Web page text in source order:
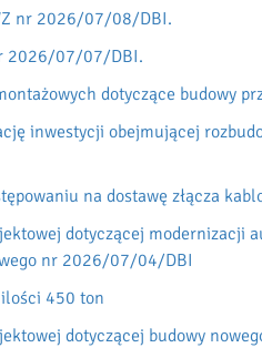
nr 2026/07/08/DBI.
2026/07/07/DBI.
dotyczące budowy
inwestycji obejmującej
na dostawę złącza
dotyczącej modernizacji
nr 2026/07/04/DBI
ilości 450 ton
dotyczącej budowy